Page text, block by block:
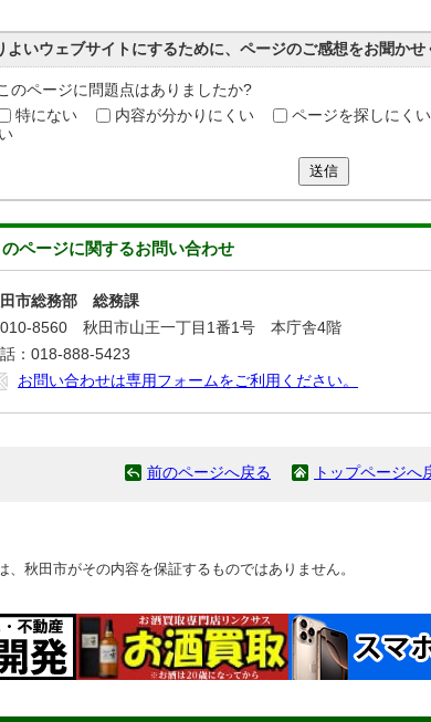
よいウェブサイトにするために、ページのご感想をお聞かせ
のページに問題点はありましたか?
特にない
内容が分かりにくい ページを探しにくい
送信
のページに関するお問い合わせ
市総務部 総務課
8560 秋田市山王一丁目1番1号 本庁舎4階
：018-888-5423
お問い合わせは専用フォームをご利用ください。
前のページへ戻る トップページへ
秋田市がその内容を保証するものではありません。